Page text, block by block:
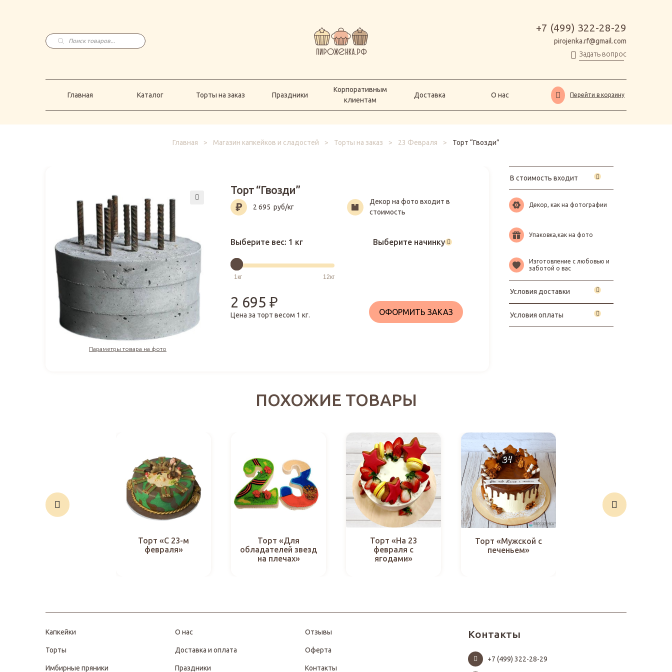
Поиск
товаров
+7 (499) 322-28-29
pirojenka.rf@gmail.com
Задать вопрос
Главная Каталог Торты на заказ Праздники
Корпоративным
клиентам
Доставка О нас Перейти в корзину
Главная > Магазин капкейков и сладостей > Торты на заказ > 23 Февраля > Торт “Гвозди”
Параметры товара на фото
Торт “Гвозди”
2 695 руб/кг
Декор на фото входит в
стоимость
Выберите вес: 1 кг Выберите начинку
2 695₽
Цена за торт весом 1 кг. ОФОРМИТЬ ЗАКАЗ
В стоимость входит
Декор, как на фотографии
Упаковка,как на фото
Изготовление с любовью и
заботой о вас
Условия доставки
Условия оплаты
ПОХОЖИЕ ТОВАРЫ
Торт «С 23-м
февраля»
Торт «Для
обладателей звезд
на плечах»
Торт «На 23
февраля с
ягодами»
Торт «Мужской с
печеньем»
Капкейки
Торты
Имбирные пряники
О нас
Доставка и оплата
Праздники
Отзывы
Оферта
Контакты
Контакты
+7 (499) 322-28-29